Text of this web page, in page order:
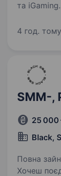
та
ринках.
4 год. тому
SMM-,
25 000
Black,
Повна
Хочеш